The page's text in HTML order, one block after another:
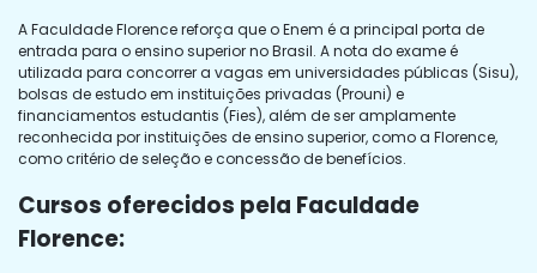
A Faculdade Florence reforça que o Enem é a principal porta de
entrada para o ensino superior no Brasil. A nota do exame é
utilizada para concorrer a vagas em universidades públicas (Sisu),
bolsas de estudo em instituições privadas (Prouni) e
financiamentos estudantis (Fies), além de ser amplamente
reconhecida por instituições de ensino superior, como a Florence,
como critério de seleção e concessão de benefícios.
Cursos oferecidos pela Faculdade
Florence: